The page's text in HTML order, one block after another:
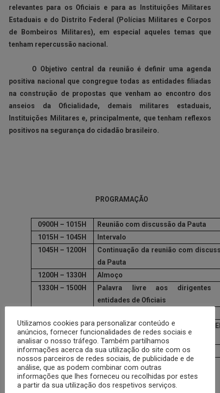
relevantes para os Oficiais e para as Instituições Militares
Estaduais e do Distrito Federal (Polícias Militares e Corpos
de Bombeiros Militares), em especial aqueles temas que
tenham repercussão nacional.
O Objetivo central da reunião é definir uma agenda
positiva nacional que congregue todas as entidades filiadas
na construção de propostas que venham ao encontro dos
anseios da Oficialidade, demais militares estaduais,
Instituições Militares e, principalmente, que tenham reflexos
positivos na segurança do cidadão brasileiro.
PROGRAMAÇÃO
0900H – 1015H
Reunião com discussão da Pauta
1015H – 1045H
Intervalo
1045H – 1200H
Continuação da reunião com
da Pauta
1200H – 1330H
Almoço
1330H – 1500H
Palavra livre aos dirigentes
entidades de Oficiais
1530H – 1700H
Formulação das Propostas da
para 2009
1700H
Encerramento
A Reunião terá o apoio das entidades de Oficiais de
Minas Gerais ( Associação e Clube dos Oficiais)
Utilizamos cookies para personalizar conteúdo e
anúncios, fornecer funcionalidades de redes sociais e
analisar o nosso tráfego. Também partilhamos
informações acerca da sua utilização do site com os
nossos parceiros de redes sociais, de publicidade e de
análise, que as podem combinar com outras
informações que lhes forneceu ou recolhidas por estes
a partir da sua utilização dos respetivos serviços.